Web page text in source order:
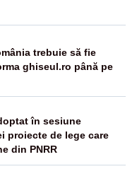
trebuie să fie
ghiseul.ro până pe
în sesiune
proiecte de lege care
din PNRR